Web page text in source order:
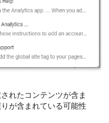
れたコンテンツが含ま
が含まれている可能性